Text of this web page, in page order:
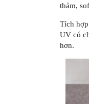
thảm,
Tích
UV có
hơn.